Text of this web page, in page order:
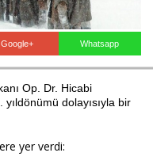
Google+ Whatsapp
Op. Dr. Hicabi
yıldönümü dolayısıyla bir
yer verdi:
İLETİŞİM
Haberin Doğru Adresi.